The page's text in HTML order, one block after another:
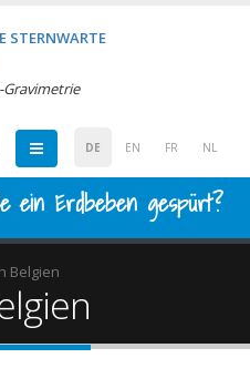
STERNWARTE
DE EN FR NL
ein Erdbeben gespürt?
Belgien